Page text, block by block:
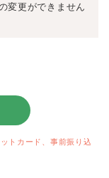
変更ができません
トカード、事前振り込